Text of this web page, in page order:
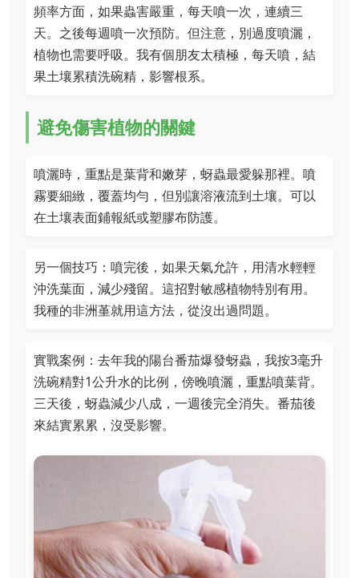
頻率方面，如果蟲害嚴重，每天噴一次，連續三
天。之後每週噴一次預防。但注意，別過度噴灑，
植物也需要呼吸。我有個朋友太積極，每天噴，結
果土壤累積洗碗精，影響根系。
避免傷害植物的關鍵
噴灑時，重點是葉背和嫩芽，蚜蟲最愛躲那裡。噴
霧要細緻，覆蓋均勻，但別讓溶液流到土壤。可以
在土壤表面鋪報紙或塑膠布防護。
另一個技巧：噴完後，如果天氣允許，用清水輕輕
沖洗葉面，減少殘留。這招對敏感植物特別有用。
我種的非洲堇就用這方法，從沒出過問題。
實戰案例：去年我的陽台番茄爆發蚜蟲，我按3毫升
洗碗精對1公升水的比例，傍晚噴灑，重點噴葉背。
三天後，蚜蟲減少八成，一週後完全消失。番茄後
來結實累累，沒受影響。